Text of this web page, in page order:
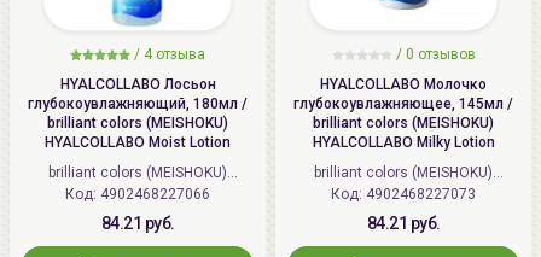
/ 4 отзыва
HYALCOLLABO Лосьон
глубокоувлажняющий, 180мл /
brilliant colors (MEISHOKU)
HYALCOLLABO Moist Lotion
brilliant colors (MEISHOKU)
(Япония)
Код: 4902468227066
84.21 руб.
/ 0 отзывов
HYALCOLLABO Молочко
глубокоувлажняющее, 145мл /
brilliant colors (MEISHOKU)
HYALCOLLABO Milky Lotion
brilliant colors (MEISHOKU)
(Япония)
Код: 4902468227073
84.21 руб.